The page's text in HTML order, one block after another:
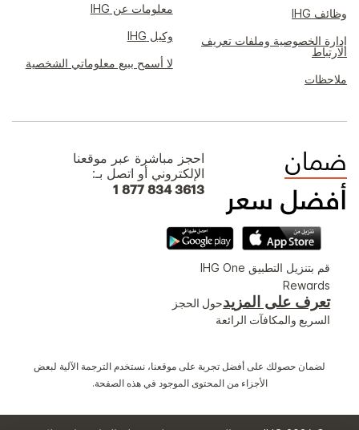
معلومات عن IHG
وظائف IHG
وكيل IHG
إدارة الخصوصية وملفات تعريف
الارتباط
لا أسمح ببيع معلوماتي الشخصية
ملاحظات
احجز مباشرة عبر موقعنا
الإلكتروني أو اتصل بـ:
1 877 834 3613
قم بتنزيل التطبيق IHG One
Rewards
تعرف على المزيدحول الحجز
السريع والمكافآت الرائعة
لضمان حصولك على أفضل تجربة على موقعنا، نستخدم الترجمة الآلية لبعض
الأجزاء من المحتوى الموجود في هذه الصفحة.